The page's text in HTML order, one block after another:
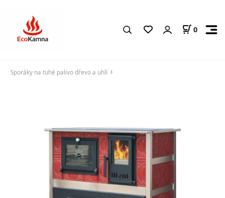
0
Sporáky na tuhé palivo dřevo a uhlí